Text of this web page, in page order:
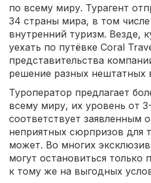
по всему миру. Турагент
34 страны мира, в том
внутренний туризм. Везде,
уехать по путёвке Coral
представительства
решение разных нештатных
Туроператор предлагает
всему миру, их уровень от
соответствует заявленным
неприятных сюрпризов для
может. Во многих
могут остановиться только
к тому же на выгодных